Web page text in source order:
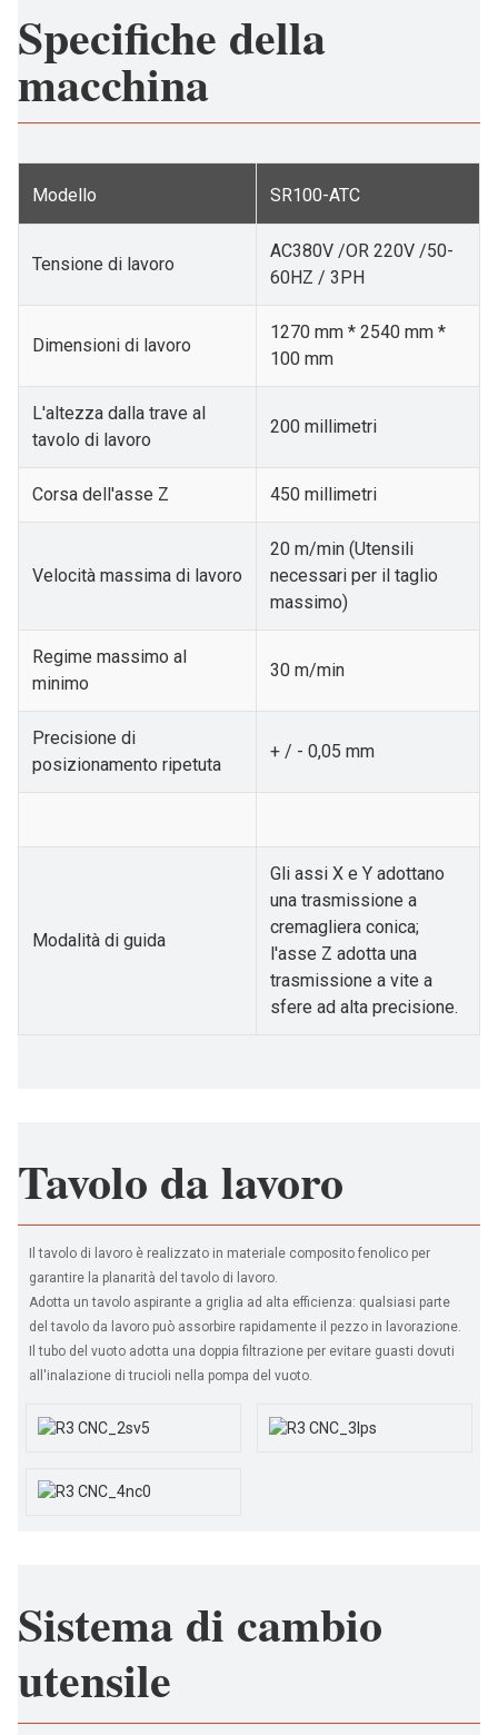
Specifiche della
macchina
Modello SR100-ATC
Tensione di lavoro
AC380V /OR 220V /50-
60HZ / 3PH
Dimensioni di lavoro
1270 mm * 2540 mm *
100 mm
L'altezza dalla trave al
tavolo di lavoro
200 millimetri
Corsa dell'asse Z 450 millimetri
Velocità massima di lavoro
20 m/min (Utensili
necessari per il taglio
massimo)
Regime massimo al
minimo
30 m/min
Precisione di
posizionamento ripetuta
+ / - 0,05 mm
Modalità di guida
Gli assi X e Y adottano
una trasmissione a
cremagliera conica;
l'asse Z adotta una
trasmissione a vite a
sfere ad alta precisione.
Tavolo da lavoro
Il tavolo di lavoro è realizzato in materiale composito fenolico per
garantire la planarità del tavolo di lavoro.
Adotta un tavolo aspirante a griglia ad alta efficienza: qualsiasi parte
del tavolo da lavoro può assorbire rapidamente il pezzo in lavorazione.
Il tubo del vuoto adotta una doppia filtrazione per evitare guasti dovuti
all'inalazione di trucioli nella pompa del vuoto.
Sistema di cambio
utensile